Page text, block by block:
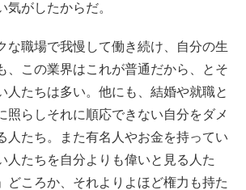
気がしたからだ。
な職場で我慢して働き続け、自分の生
、この業界はこれが普通だから、とそ
人たちは多い。他にも、結婚や就職と
照らしそれに順応できない自分をダメ
人たち。また有名人やお金を持ってい
人たちを自分よりも偉いと見る人た
どころか、それよりよほど権力も持た